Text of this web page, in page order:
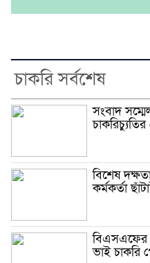
চাকরি সর্বশেষ
সংবাদ
বিশেষ
কর্মকর্তা
বিএসএফের
ভাই চাকরি